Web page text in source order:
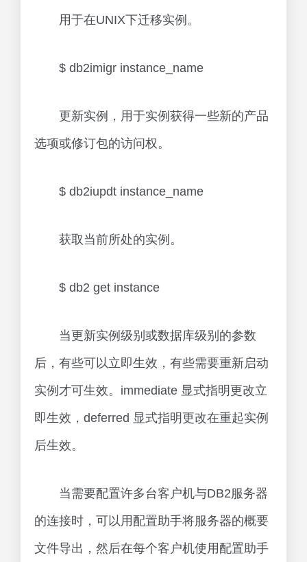
用于在UNIX下迁移实例。
$ db2imigr instance_name
更新实例，用于实例获得一些新的产品
选项或修订包的访问权。
$ db2iupdt instance_name
获取当前所处的实例。
$ db2 get instance
当更新实例级别或数据库级别的参数
后，有些可以立即生效，有些需要重新启动
实例才可生效。immediate 显式指明更改立
即生效，deferred 显式指明更改在重起实例
后生效。
当需要配置许多台客户机与DB2服务器
的连接时，可以用配置助手将服务器的概要
文件导出，然后在每个客户机使用配置助手